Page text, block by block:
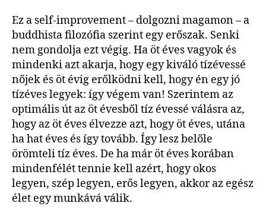
Ez a self-improvement – dolgozni magamon – a
buddhista filozófia szerint egy erőszak. Senki
nem gondolja ezt végig. Ha öt éves vagyok és
mindenki azt akarja, hogy egy kiváló tízévessé
nőjek és öt évig erőlködni kell, hogy én egy jó
tízéves legyek: így végem van! Szerintem az
optimális út az öt évesből tíz évessé válásra az,
hogy az öt éves élvezze azt, hogy öt éves, utána
ha hat éves és így tovább. Így lesz belőle
örömteli tíz éves. De ha már öt éves korában
mindenfélét tennie kell azért, hogy okos
legyen, szép legyen, erős legyen, akkor az egész
élet egy munkává válik.